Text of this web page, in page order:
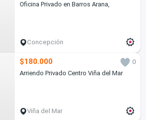
Oficina Privado en Barros Arana,
Concepción
$180.000
0
Arriendo Privado Centro Viña del Mar
Viña del Mar